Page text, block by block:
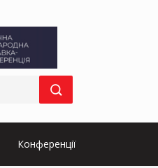
Конференції